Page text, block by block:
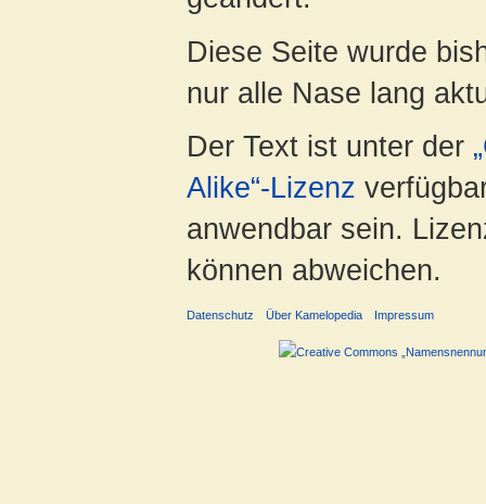
Diese Seite wurde
nur alle Nase lang
Der Text ist unter der
Alike“-Lizenz
anwendbar sein.
können abweichen.
Datenschutz Über Kamelopedia Impressum